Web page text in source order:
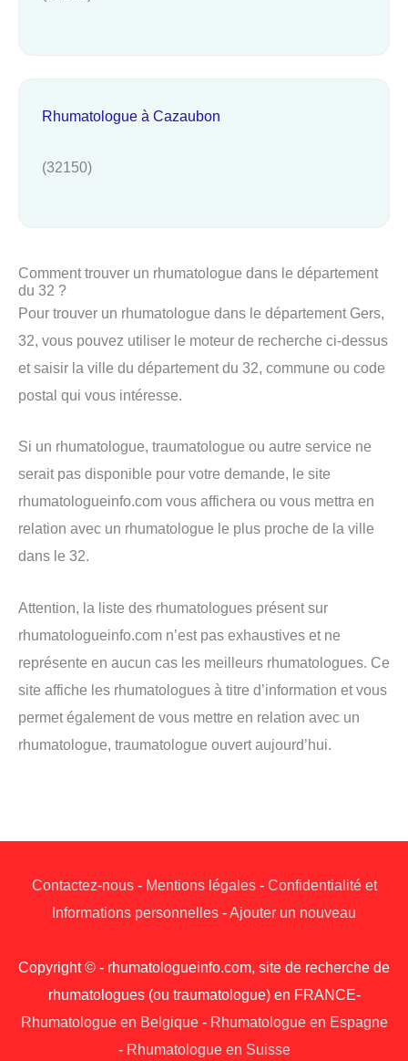
Rhumatologue à Cazaubon
(32150)
Comment trouver un rhumatologue dans le département
du 32 ?
Pour trouver un rhumatologue dans le département Gers,
32, vous pouvez utiliser le moteur de recherche ci-dessus
et saisir la ville du département du 32, commune ou code
postal qui vous intéresse.
Si un rhumatologue, traumatologue ou autre service ne
serait pas disponible pour votre demande, le site
rhumatologueinfo.com vous affichera ou vous mettra en
relation avec un rhumatologue le plus proche de la ville
dans le 32.
Attention, la liste des rhumatologues présent sur
rhumatologueinfo.com n’est pas exhaustives et ne
représente en aucun cas les meilleurs rhumatologues. Ce
site affiche les rhumatologues à titre d’information et vous
permet également de vous mettre en relation avec un
rhumatologue, traumatologue ouvert aujourd’hui.
Contactez-nous- Mentions légales- Confidentialité et
Informations personnelles -Ajouter un nouveau
Copyright © - rhumatologueinfo.com, site de recherche de
rhumatologues (ou traumatologue) en FRANCE-
Rhumatologue en Belgique- Rhumatologue en Espagne
- Rhumatologue en Suisse